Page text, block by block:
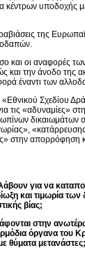
κέντρων υποδοχής
της
και οι αναφορές
την άνοδο της
έναντι των
Σχεδίου
τις «αδυναμίες»
δικαιωμάτων
στην απορρόφηση
για να
και τιμωρία
βίας;
στην
όργανα του
θύματα μετανάστες;